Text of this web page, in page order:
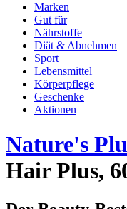
Marken
Gut für
Nährstoffe
Diät & Abnehmen
Sport
Lebensmittel
Körperpflege
Geschenke
Aktionen
Nature's
Hair Plus,